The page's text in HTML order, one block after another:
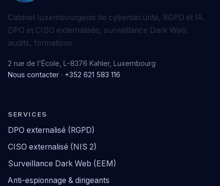
Cabinet luxembourgeois de cybersécurité, RGPD et IA.
DPO et CISO externalisés, surveillance Dark Web,
audits, formations.
2 rue de l'École, L-8376 Kahler, Luxembourg
Nous contacter · +352 621 583 116
SERVICES
DPO externalisé (RGPD)
CISO externalisé (NIS 2)
Surveillance Dark Web (EEM)
Anti-espionnage & dirigeants